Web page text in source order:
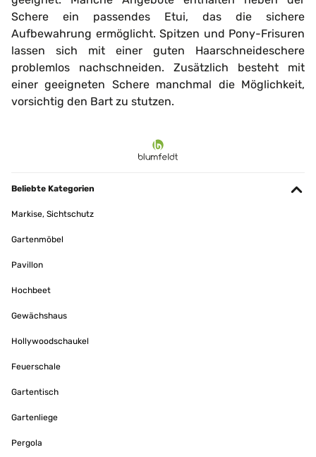
Schere ein passendes Etui, das die sichere
Aufbewahrung ermöglicht. Spitzen und Pony-Frisuren
lassen sich mit einer guten Haarschneideschere
problemlos nachschneiden. Zusätzlich besteht mit
einer geeigneten Schere manchmal die Möglichkeit,
vorsichtig den Bart zu stutzen.
Beliebte Kategorien
Markise, Sichtschutz
Gartenmöbel
Pavillon
Hochbeet
Gewächshaus
Hollywoodschaukel
Feuerschale
Gartentisch
Gartenliege
Pergola